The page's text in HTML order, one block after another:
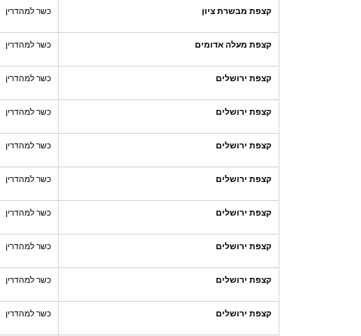
קצפת מבשרת ציון כשר למהדרין
קצפת מעלה אדומים כשר למהדרין
קצפת ירושלים כשר למהדרין
קצפת ירושלים כשר למהדרין
קצפת ירושלים כשר למהדרין
קצפת ירושלים כשר למהדרין
קצפת ירושלים כשר למהדרין
קצפת ירושלים כשר למהדרין
קצפת ירושלים כשר למהדרין
קצפת ירושלים כשר למהדרין